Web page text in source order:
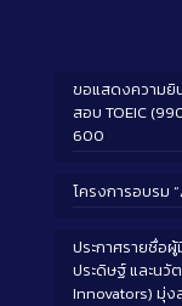
ขอแสดงความ
สอบ TOEIC
600
โครงการอบรม
ประกาศรายชื่อผู้
ประดิษฐ์ และนวั
Innovators) มุ่